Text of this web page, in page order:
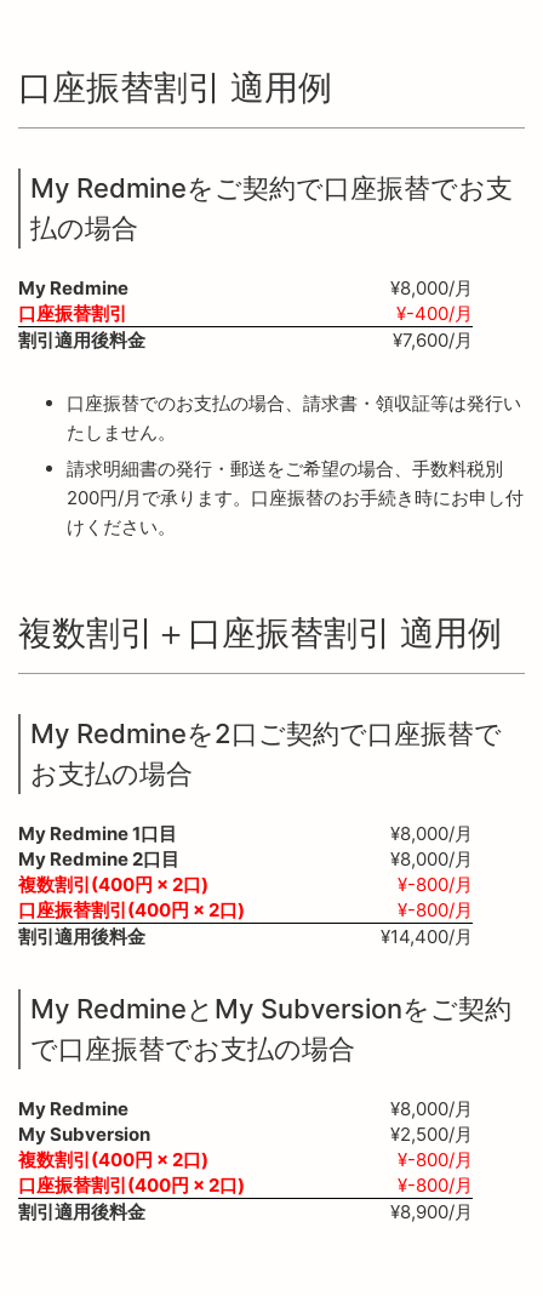
口座振替割引 適用例
My Redmineをご契約で口座振替でお支
払の場合
My Redmine
¥8,000/月
口座振替割引
¥-400/月
割引適用後料金
¥7,600/月
口座振替でのお支払の場合、請求書・領収証等は発行い
たしません。
請求明細書の発行・郵送をご希望の場合、手数料税別
200円/月で承ります。口座振替のお手続き時にお申し付
けください。
複数割引＋口座振替割引 適用例
My Redmineを2口ご契約で口座振替で
お支払の場合
My Redmine 1口目
¥8,000/月
My Redmine 2口目
¥8,000/月
複数割引(400円 × 2口)
¥-800/月
口座振替割引(400円 × 2口)
¥-800/月
割引適用後料金
¥14,400/月
My RedmineとMy Subversionをご契約
で口座振替でお支払の場合
My Redmine
¥8,000/月
My Subversion
¥2,500/月
複数割引(400円 × 2口)
¥-800/月
口座振替割引(400円 × 2口)
¥-800/月
割引適用後料金
¥8,900/月